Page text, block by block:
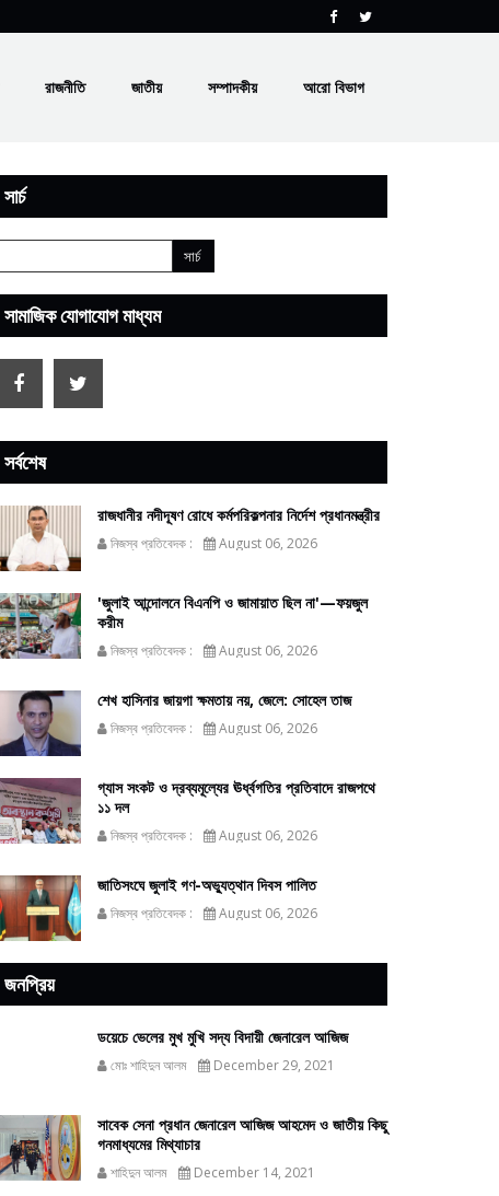
রাজনীতি জাতীয় সম্পাদকীয় আরো বিভাগ
সার্চ
সামাজিক যোগাযোগ মাধ্যম
সর্বশেষ
রাজধানীর নদীদূষণ রোধে কর্মপরিকল্পনার নির্দেশ প্রধানমন্ত্রীর
নিজস্ব প্রতিবেদক : August 06, 2026
'জুলাই আন্দোলনে বিএনপি ও জামায়াত ছিল না'—ফয়জুল
করীম
নিজস্ব প্রতিবেদক : August 06, 2026
শেখ হাসিনার জায়গা ক্ষমতায় নয়, জেলে: সোহেল তাজ
নিজস্ব প্রতিবেদক : August 06, 2026
গ্যাস সংকট ও দ্রব্যমূল্যের ঊর্ধ্বগতির প্রতিবাদে রাজপথে
১১ দল
নিজস্ব প্রতিবেদক : August 06, 2026
জাতিসংঘে জুলাই গণ-অভ্যুত্থান দিবস পালিত
নিজস্ব প্রতিবেদক : August 06, 2026
জনপ্রিয়
ডয়েচে ভেলের মুখ মুখি সদ্য বিদায়ী জেনারেল আজিজ
মোঃ শাহিদুন আলম December 29, 2021
সাবেক সেনা প্রধান জেনারেল আজিজ আহমেদ ও জাতীয় কিছু
গনমাধ্যমের মিথ্যাচার
শাহিদুন আলম December 14, 2021